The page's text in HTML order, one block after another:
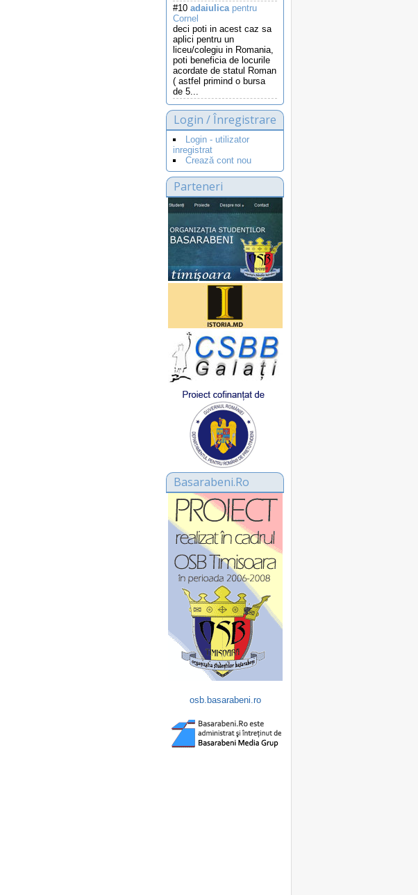
#10 adaiulicapentru
Cornel
deci poti in acest caz sa
aplici pentru un
liceu/colegiu in Romania,
poti beneficia de locurile
acordate de statul Roman
( astfel primind o bursa
de 5...
Login / Înregistrare
Login - utilizator
inregistrat
Crează cont nou
Parteneri
Basarabeni.Ro
osb.basarabeni.ro